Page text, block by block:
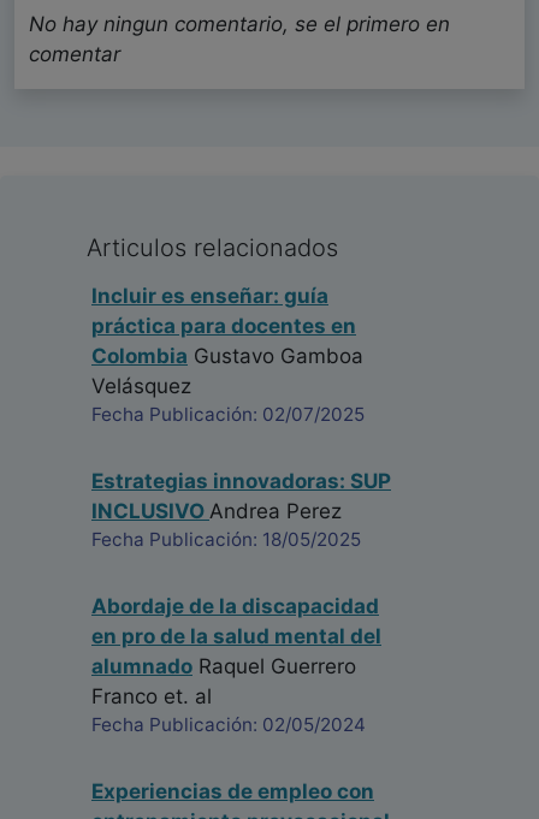
No hay ningun comentario, se el primero en
comentar
Articulos relacionados
Incluir es enseñar: guía
práctica para docentes en
Colombia Gustavo Gamboa
Velásquez
Fecha Publicación: 02/07/2025
Estrategias innovadoras: SUP
INCLUSIVO Andrea Perez
Fecha Publicación: 18/05/2025
Abordaje de la discapacidad
en pro de la salud mental del
alumnado Raquel Guerrero
Franco et. al
Fecha Publicación: 02/05/2024
Experiencias de empleo con